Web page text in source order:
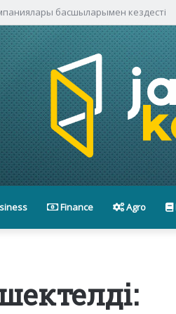
басшыларымен кездесті
Finance Agro